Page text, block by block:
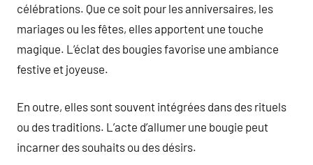
célébrations. Que ce soit pour les anniversaires, les
mariages ou les fêtes, elles apportent une touche
magique. L’éclat des bougies favorise une ambiance
festive et joyeuse.
En outre, elles sont souvent intégrées dans des rituels
ou des traditions. L’acte d’allumer une bougie peut
incarner des souhaits ou des désirs.